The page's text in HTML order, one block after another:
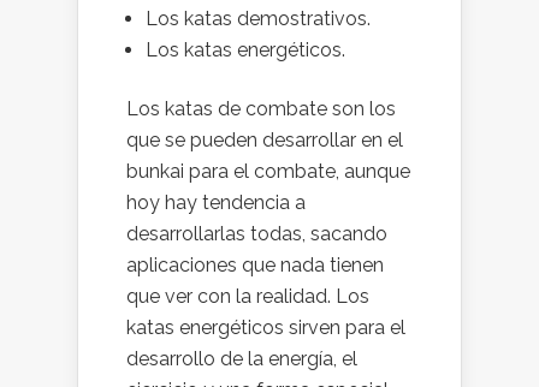
Los katas demostrativos.
Los katas energéticos.
Los katas de combate son los
que se pueden desarrollar en el
bunkai para el combate, aunque
hoy hay tendencia a
desarrollarlas todas, sacando
aplicaciones que nada tienen
que ver con la realidad. Los
katas energéticos sirven para el
desarrollo de la energía, el